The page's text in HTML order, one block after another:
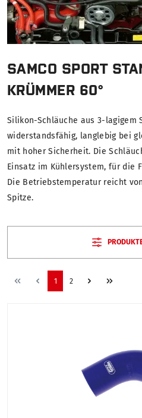
SAMCO SPORT
KRÜMMER 60°
Silikon-Schläuche aus 3-lagigem
widerstandsfähig, langlebig bei
mit hoher Sicherheit. Die
Einsatz im Kühlersystem, für die
Die Betriebstemperatur reicht
Spitze.
1 2